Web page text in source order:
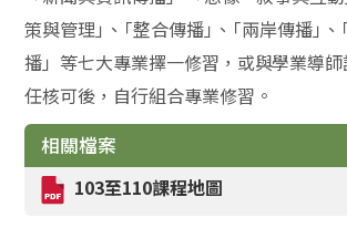
策與管理 」、「整合傳播」、「兩岸傳播」、
播」等七大專業擇一修習，或與學業導
任核可後，自行組合專業修習。
相關檔案
103至110課程地圖